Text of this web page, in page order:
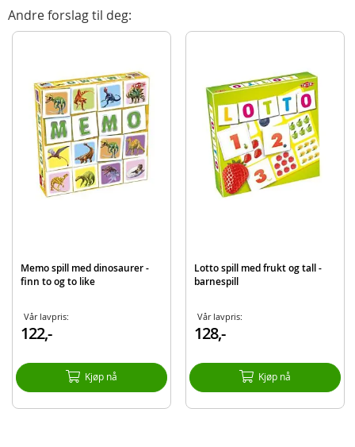
Detaljer:
Antall spillere: 2 eller flere
Produktdetaljer
Modell 631092
7031656310925
Kaptein Sabeltann
Andre forslag til deg:
Memo spill med dinosaurer -
finn to og to like
Vår lavpris:
122,-
Kjøp nå
Lotto spill med frukt og tall -
barnespill
Vår lavpris:
128,-
Kjøp nå